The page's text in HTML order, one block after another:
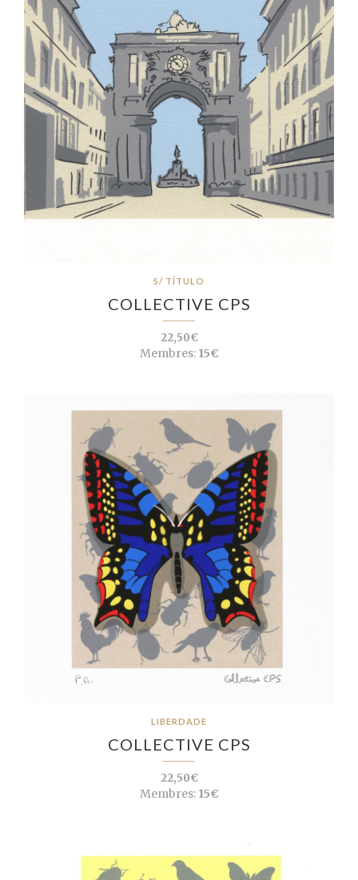
S/ TÍTULO
COLLECTIVE CPS
22,50€
Membres:15€
LIBERDADE
COLLECTIVE CPS
22,50€
Membres:15€